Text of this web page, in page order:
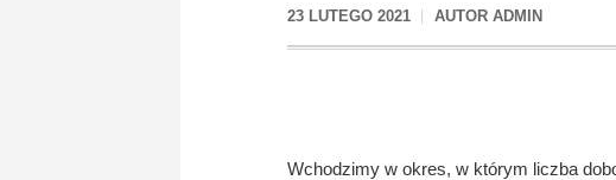
23 LUTEGO 2021 AUTOR ADMIN
Wchodzimy w okres, w którym liczba